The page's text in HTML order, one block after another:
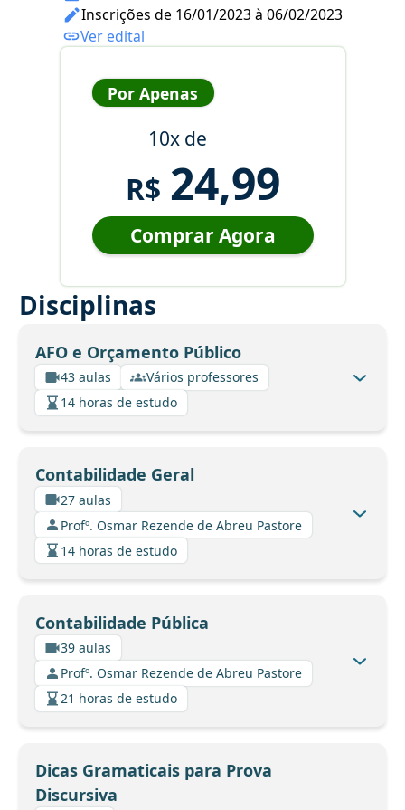
Inscrições de 16/01/2023 à 06/02/2023
Ver edital
Por Apenas
10x de
R$ 24,99
Comprar Agora
Disciplinas
AFO e Orçamento Público
43 aulas
Vários professores
14 horas de estudo
Contabilidade Geral
27 aulas
Profº. Osmar Rezende de Abreu Pastore
14 horas de estudo
Contabilidade Pública
39 aulas
Profº. Osmar Rezende de Abreu Pastore
21 horas de estudo
Dicas Gramaticais para Prova
Discursiva